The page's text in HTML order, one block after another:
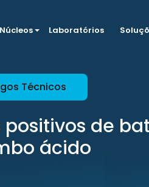
Núcleos Laboratórios
Técnicos
de
ácido